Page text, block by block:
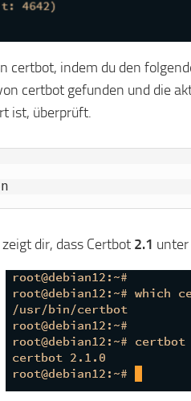
certbot, indem du den
certbot gefunden und die
ist, überprüft.
dir, dass Certbot 2.1 unter